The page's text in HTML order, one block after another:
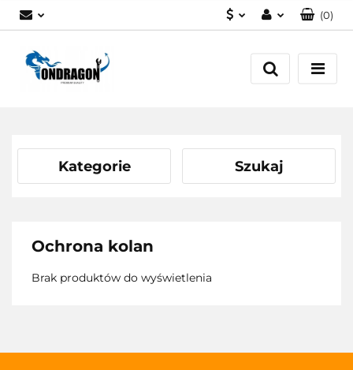
Zaloguj się
Załóż konto
(0)
Kategorie Szukaj
Ochrona kolan
Brak produktów do wyświetlenia